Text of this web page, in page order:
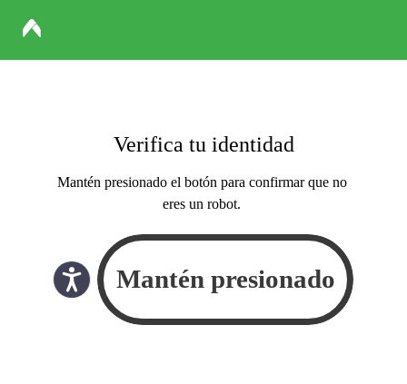
Verifica tu identidad
Mantén presionado el botón para confirmar que no
eres un robot.